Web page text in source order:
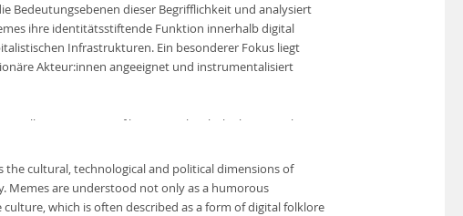
Bedeutungsebenen dieser Begrifflichkeit und analysiert
ihre identitätsstiftende Funktion innerhalb digital
Infrastrukturen. Ein besonderer Fokus liegt
Akteur:innen angeeignet und instrumentalisiert
Computergrafik eines melancholischen Gesichts.
sondern auch, wie Memes als ‚visuelle Dialekte‘
als auch ausschließen können. Speziell das Wojak-
durch die misogyne Incel-Community verwendet, um
zu erzeugen und zu verbreiten.
the cultural, technological and political dimensions of
Memes are understood not only as a humorous
which is often described as a form of digital folklore